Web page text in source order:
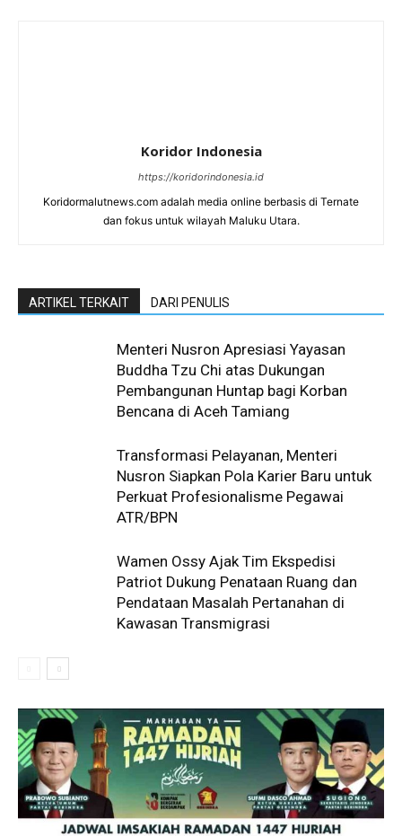
Koridor Indonesia
https://koridorindonesia.id
Koridormalutnews.com adalah media online berbasis di Ternate
dan fokus untuk wilayah Maluku Utara.
ARTIKEL TERKAIT DARI PENULIS
Menteri Nusron Apresiasi Yayasan
Buddha Tzu Chi atas Dukungan
Pembangunan Huntap bagi Korban
Bencana di Aceh Tamiang
Transformasi Pelayanan, Menteri
Nusron Siapkan Pola Karier Baru untuk
Perkuat Profesionalisme Pegawai
ATR/BPN
Wamen Ossy Ajak Tim Ekspedisi
Patriot Dukung Penataan Ruang dan
Pendataan Masalah Pertanahan di
Kawasan Transmigrasi